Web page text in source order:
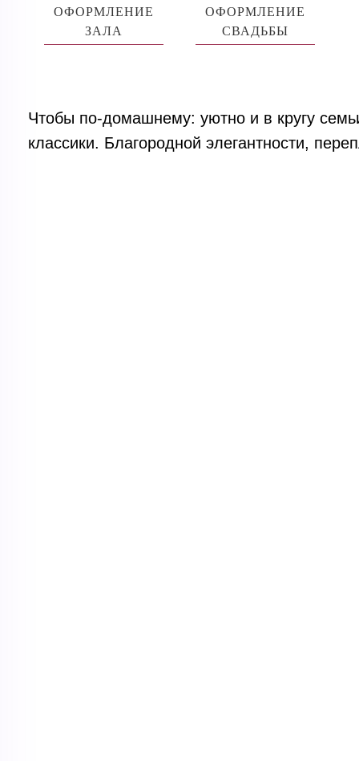
ОФОРМЛЕНИЕ
ЗАЛА
ОФОРМЛЕНИЕ
СВАДЬБЫ
Чтобы по-домашнему: уютно и в кругу
классики. Благородной элегантности,